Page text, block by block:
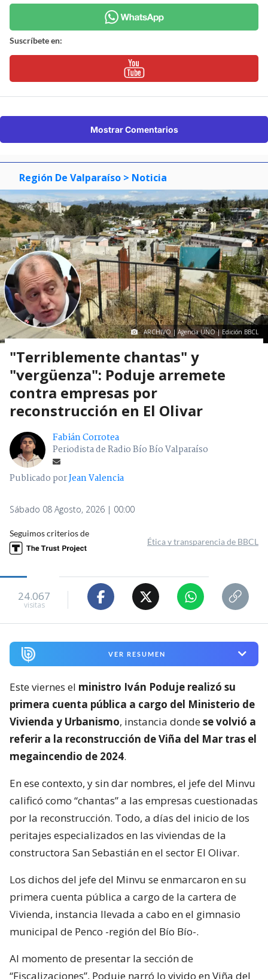
Suscríbete en:
Mostrar Comentarios
Región De Valparaíso > Noticia
ARCHIVO | Agencia UNO | Edición BBCL
"Terriblemente chantas" y
"vergüenza": Poduje arremete
contra empresas por
reconstrucción en El Olivar
Fabián Corrotea
Periodista de Radio Bío Bío Valparaíso
Publicado porJean Valencia
Sábado 08 Agosto, 2026 | 00:00
Seguimos criterios de
Ética y transparencia de BBCL
24.067
visitas
VER RESUMEN
Este viernes el ministro Iván Poduje realizó su
primera cuenta pública a cargo del Ministerio de
Vivienda y Urbanismo, instancia dondese volvió a
referir a la reconstrucción de Viña del Mar tras el
megaincendio de 2024.
En ese contexto, y sin dar nombres, el jefe del Minvu
calificó como “chantas” a las empresas cuestionadas
por la reconstrucción. Todo, a días del inicio de los
peritajes especializados en las viviendas de la
constructora San Sebastián en el sector El Olivar.
Los dichos del jefe del Minvu se enmarcaron en su
primera cuenta pública a cargo de la cartera de
Vivienda, instancia llevada a cabo en el gimnasio
municipal de Penco -región del Bío Bío-.
Al momento de presentar la sección de
“Fiscalizaciones”, Poduje narró lo vivido en Viña del